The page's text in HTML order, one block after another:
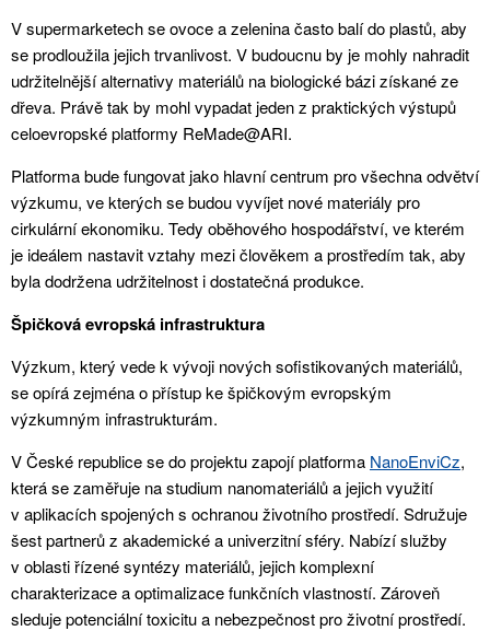
V supermarketech se ovoce a zelenina často balí do plastů, aby
se prodloužila jejich trvanlivost. V budoucnu by je mohly nahradit
udržitelnější alternativy materiálů na biologické bázi získané ze
dřeva. Právě tak by mohl vypadat jeden z praktických výstupů
celoevropské platformy ReMade@ARI.
Platforma bude fungovat jako hlavní centrum pro všechna odvětví
výzkumu, ve kterých se budou vyvíjet nové materiály pro
cirkulární ekonomiku. Tedy oběhového hospodářství, ve kterém
je ideálem nastavit vztahy mezi člověkem a prostředím tak, aby
byla dodržena udržitelnost i dostatečná produkce.
Špičková evropská infrastruktura
Výzkum, který vede k vývoji nových sofistikovaných materiálů,
se opírá zejména o přístup ke špičkovým evropským
výzkumným infrastrukturám.
V České republice se do projektu zapojí platforma NanoEnviCz,
která se zaměřuje na studium nanomateriálů a jejich využití
v aplikacích spojených s ochranou životního prostředí. Sdružuje
šest partnerů z akademické a univerzitní sféry. Nabízí služby
v oblasti řízené syntézy materiálů, jejich komplexní
charakterizace a optimalizace funkčních vlastností. Zároveň
sleduje potenciální toxicitu a nebezpečnost pro životní prostředí.